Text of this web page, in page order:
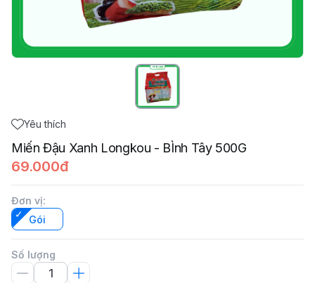
Yêu thích
Miến Đậu Xanh Longkou - BÌnh Tây 500G
69.000đ
Đơn vị:
Gói
Số lượng